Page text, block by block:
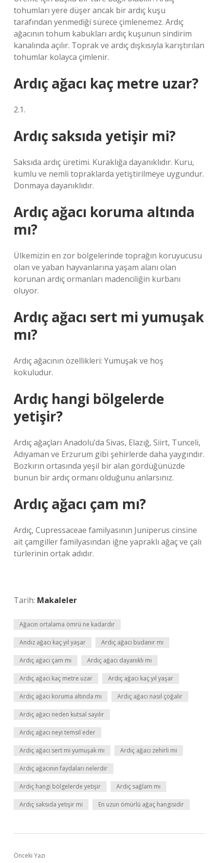
tohumları yere düşer ancak bir ardıç kuşu
tarafından yenmediği sürece çimlenemez. Ardıç
ağacının tohum kabukları ardıç kuşunun sindirim
kanalında açılır. Toprak ve ardıç dışkısıyla karıştırılan
tohumlar kolayca çimlenir.
Ardıç ağacı kaç metre uzar?
2.1.
Ardıç saksıda yetişir mi?
Saksıda ardıç üretimi. Kuraklığa dayanıklıdır. Kuru,
kumlu ve nemli topraklarda yetiştirilmeye uygundur.
Donmaya dayanıklıdır.
Ardıç ağacı koruma altında
mı?
Ülkemizin en zor bölgelerinde toprağın koruyucusu
olan ve yaban hayvanlarına yaşam alanı olan
korunan ardıç ormanları madenciliğin kurbanı
oluyor.
Ardıç ağacı sert mi yumuşak
mı?
Ardıç ağacının özellikleri: Yumuşak ve hoş
kokuludur.
Ardıç hangi bölgelerde
yetişir?
Ardıç ağaçları Anadolu’da Sivas, Elazığ, Siirt, Tunceli,
Adıyaman ve Erzurum gibi şehirlerde daha yaygındır.
Bozkırın ortasında yeşil bir alan gördüğünüzde
bunun bir ardıç ormanı olduğunu anlarsınız.
Ardıç ağacı çam mı?
Ardıç, Cupressaceae familyasının Juniperus cinsine
ait çamgiller familyasından iğne yapraklı ağaç ve çalı
türlerinin ortak adıdır.
Tarih: Makaleler
Ağacın ortalama ömrü ne kadardır
Andız ağacı kaç yıl yaşar Ardıç ağacı budanır mı
Ardıç ağacı çam mı Ardıç ağacı dayanıklı mı
Ardıç ağacı kaç metre uzar Ardıç ağacı kaç yıl yaşar
Ardıç ağacı koruma altında mı Ardıç ağacı nasıl çoğalır
Ardıç ağacı neden kutsal sayılır
Ardıç ağacı neyi temsil eder
Ardıç ağacı sert mi yumuşak mı Ardıç ağacı zehirli mi
Ardıç ağacının faydaları nelerdir
Ardıç hangi bölgelerde yetişir Ardıç sağlam mı
Ardıç saksıda yetişir mi En uzun ömürlü ağaç hangisidir
Önceki Yazı